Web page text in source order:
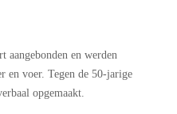
aangebonden en werden
en voer. Tegen de 50-jarige
opgemaakt.